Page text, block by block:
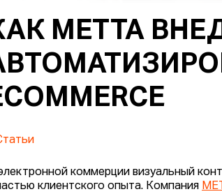
МЕТТА
коммерции визуальный
клиентского опыта. Компания